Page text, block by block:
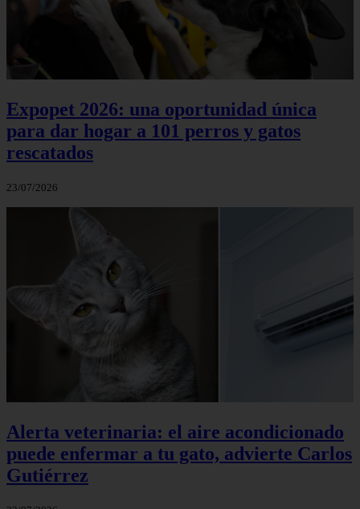
Expopet 2026: una oportunidad única
para dar hogar a 101 perros y gatos
rescatados
23/07/2026
Alerta veterinaria: el aire acondicionado
puede enfermar a tu gato, advierte Carlos
Gutiérrez